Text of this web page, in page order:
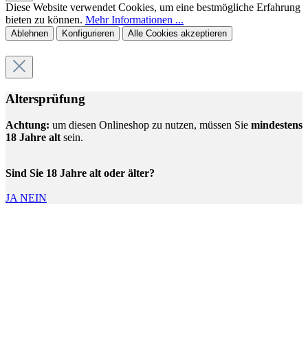
Diese Website verwendet Cookies, um eine bestmögliche Erfahrung
bieten zu können. Mehr Informationen ...
Ablehnen Konfigurieren Alle Cookies akzeptieren
Altersprüfung
Achtung: um diesen Onlineshop zu nutzen, müssen Sie mindestens
18 Jahre alt sein.
Sind Sie 18 Jahre alt oder älter?
JA NEIN